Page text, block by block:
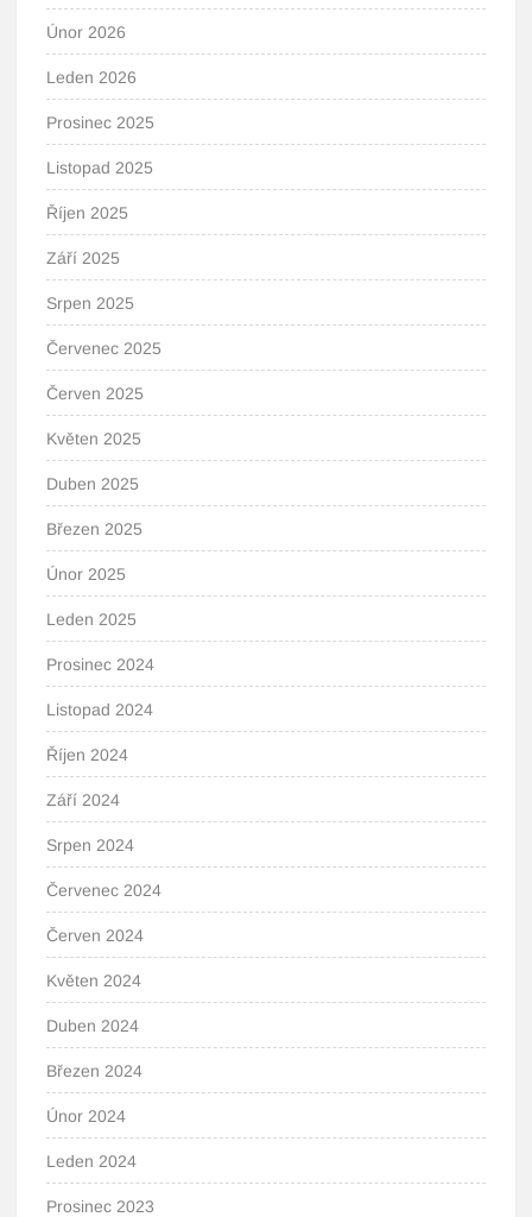
Únor 2026
Leden 2026
Prosinec 2025
Listopad 2025
Říjen 2025
Září 2025
Srpen 2025
Červenec 2025
Červen 2025
Květen 2025
Duben 2025
Březen 2025
Únor 2025
Leden 2025
Prosinec 2024
Listopad 2024
Říjen 2024
Září 2024
Srpen 2024
Červenec 2024
Červen 2024
Květen 2024
Duben 2024
Březen 2024
Únor 2024
Leden 2024
Prosinec 2023